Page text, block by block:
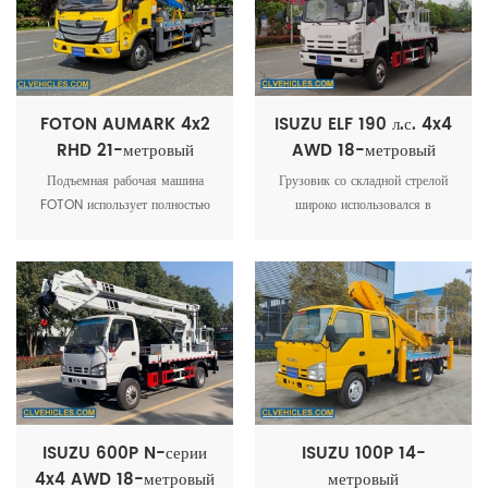
имеет саморазгружающуюся
плоскую платформу, которую
можно использовать для
перевозки грузов.
эксплуатационными
требованиями.
FOTON AUMARK 4x2
RHD 21-метровый
автопогрузчик с
подъемной платформой
Подъемная рабочая машина
FOTON использует полностью
оснащенную интеллектуальным
контроллером и ЖК-дисплеем,
который может осуществлять
контроль амплитуды,
автоматический дроссель,
отображение нагрузки,
амплитуды, высоты и другой
рабочей информации.
ISUZU ELF 190 л.с. 4x4
AWD 18-метровый
грузовик с подъемной
платформой
Грузовик со складной стрелой
широко использовался в
саду, связи, аэропортах,
строительстве (ремонте)
кораблей, транспортировке,
рекламе, фотографии и других
областях авиационных работ.
ISUZU 600P N-серии
4x4 AWD 18-метровый
ISUZU 100P 14-
метровый